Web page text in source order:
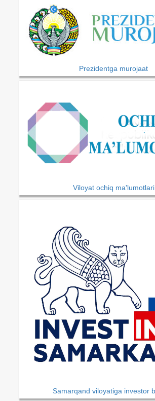
Prezidentga murojaat
Viloyat ochiq ma'lumotlari
Samarqand viloyatiga investor